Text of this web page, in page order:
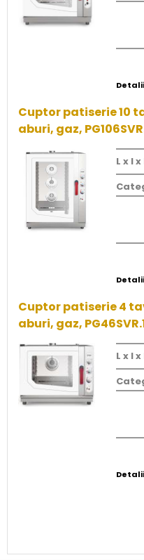
Cuptor patiserie 10
aburi, gaz,
L x l x
Cuptor patiserie 4
aburi, gaz,
L x l x